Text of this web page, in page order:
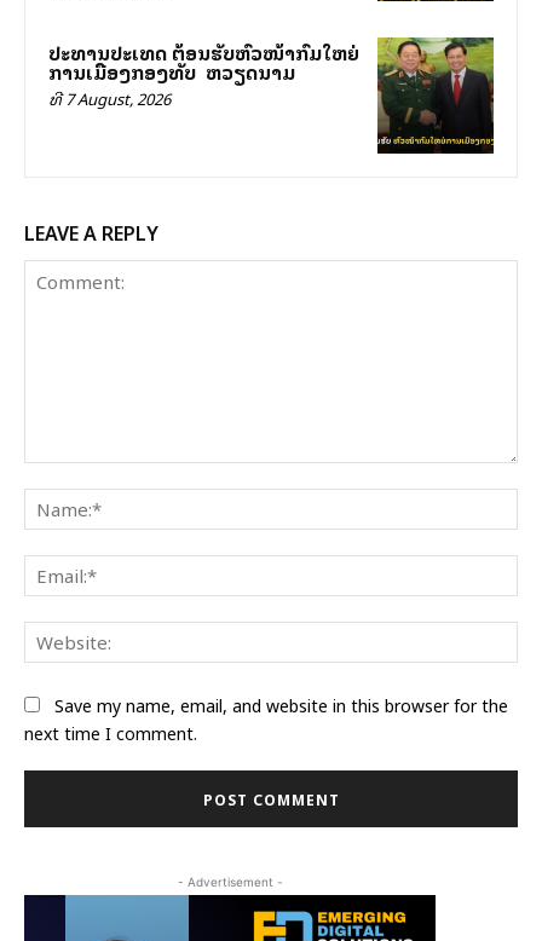
ປະທານປະເທດ ຕ້ອນຮັບຫົວໜ້າກົມໃຫຍ່
ການເມືອງກອງທັບ ສສ ຫວຽດນາມ
ທີ 7 August, 2026
LEAVE A REPLY
Save my name, email, and website in this browser for the
next time I comment.
- Advertisement -